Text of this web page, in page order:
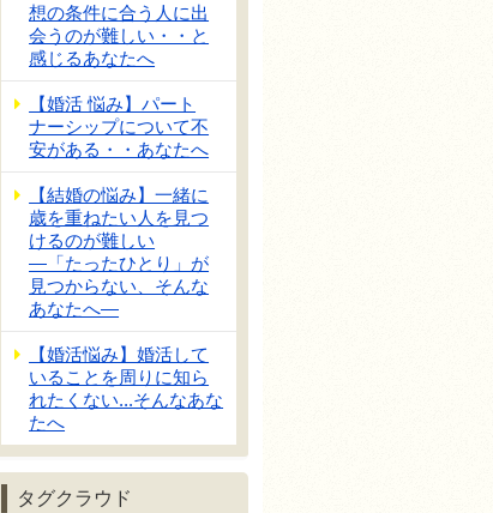
想の条件に合う人に出
会うのが難しい・・と
感じるあなたへ
【婚活 悩み】パート
ナーシップについて不
安がある・・あなたへ
【結婚の悩み】一緒に
歳を重ねたい人を見つ
けるのが難しい
―「たったひとり」が
見つからない、そんな
あなたへ―
【婚活悩み】婚活して
いることを周りに知ら
れたくない...そんなあな
たへ
タグクラウド